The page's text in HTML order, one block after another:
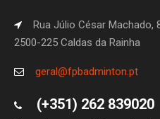
Rua Júlio César Machado,
2500-225 Caldas da Rainha
geral@fpbadminton.pt
(+351) 262 839020